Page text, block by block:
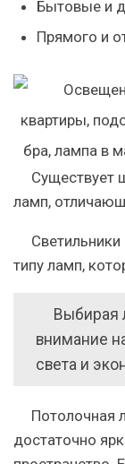
Бытовые и
Прямого и
Существует
ламп,
типу ламп,
Выбирая
внимание
света и
Потолочная
достаточно